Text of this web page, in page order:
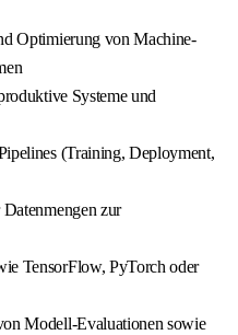
Optimierung von Machine-
Systeme und
(Training, Deployment,
zur
TensorFlow, PyTorch oder
Modell-Evaluationen sowie